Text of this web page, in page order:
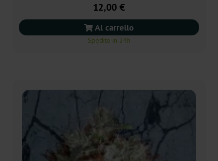
12,00 €
Al carrello
Spedito in 24h